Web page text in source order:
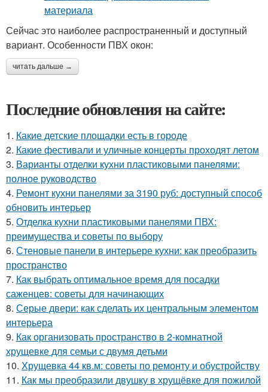
Сейчас это наиболее распространенный и доступный
вариант. Особенности ПВХ окон:
читать дальше →
Последние обновления на сайте:
1. Какие детские площадки есть в городе
2. Какие фестивали и уличные концерты проходят летом
3. Варианты отделки кухни пластиковыми панелями:
полное руководство
4. Ремонт кухни панелями за 3190 руб: доступный способ
обновить интерьер
5. Отделка кухни пластиковыми панелями ПВХ:
преимущества и советы по выбору
6. Стеновые панели в интерьере кухни: как преобразить
пространство
7. Как выбрать оптимальное время для посадки
саженцев: советы для начинающих
8. Серые двери: как сделать их центральным элементом
интерьера
9. Как организовать пространство в 2-комнатной
хрущевке для семьи с двумя детьми
10. Хрущевка 44 кв.м: советы по ремонту и обустройству
11. Как мы преобразили двушку в хрущёвке для пожилой